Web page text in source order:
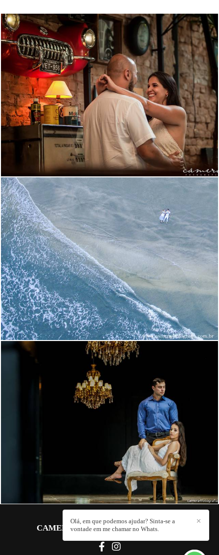
2116 16
1818 26
0
CAMERA 4 FOTOGRAFIA/CONTATO
✕
Olá, em que podemos ajudar? Sinta-se a
vontade em me chamar no Whats.